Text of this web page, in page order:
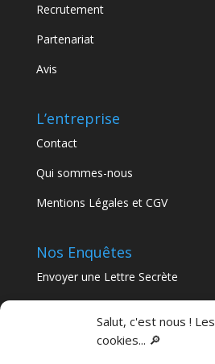
Salut, c'est nous ! Les
cookies... 🔎
Recrutement
Partenariat
Avis
L’entreprise
Contact
Qui sommes-nous
Mentions Légales et CGV
Nos Enquêtes
Envoyer une Lettre Secrète